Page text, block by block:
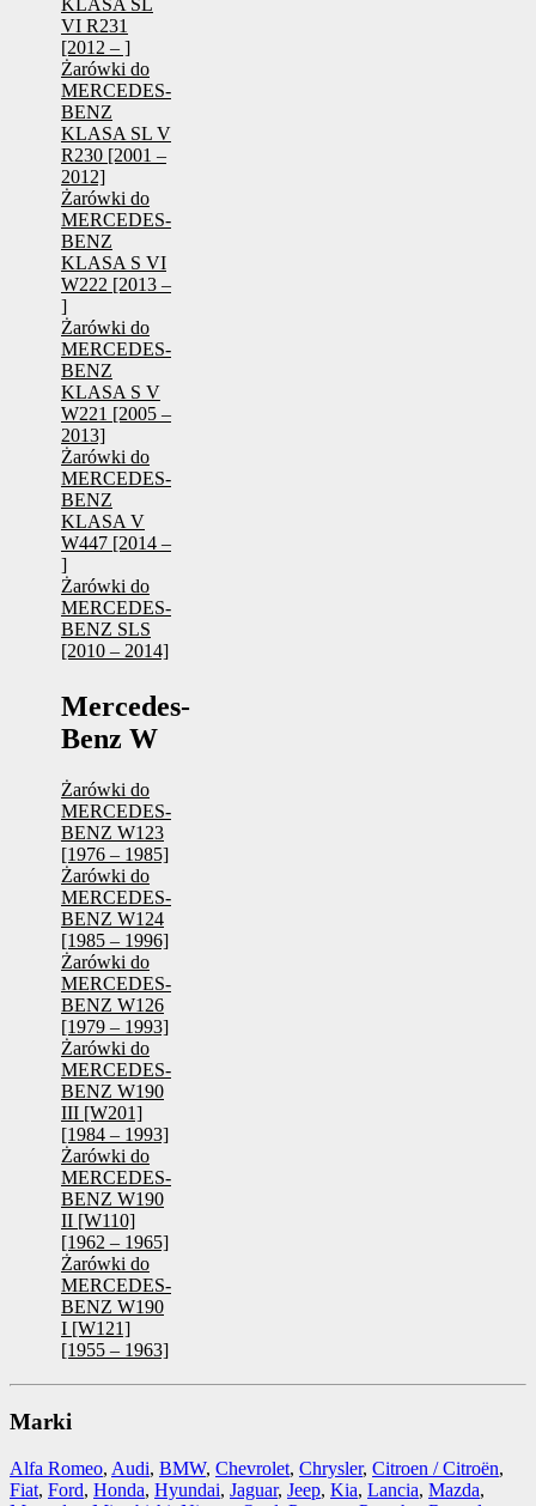
KLASA SL
VI R231
[2012 – ]
Żarówki do
MERCEDES-
BENZ
KLASA SL V
R230 [2001 –
2012]
Żarówki do
MERCEDES-
BENZ
KLASA S VI
W222 [2013 –
]
Żarówki do
MERCEDES-
BENZ
KLASA S V
W221 [2005 –
2013]
Żarówki do
MERCEDES-
BENZ
KLASA V
W447 [2014 –
]
Żarówki do
MERCEDES-
BENZ SLS
[2010 – 2014]
Mercedes-
Benz W
Żarówki do
MERCEDES-
BENZ W123
[1976 – 1985]
Żarówki do
MERCEDES-
BENZ W124
[1985 – 1996]
Żarówki do
MERCEDES-
BENZ W126
[1979 – 1993]
Żarówki do
MERCEDES-
BENZ W190
III [W201]
[1984 – 1993]
Żarówki do
MERCEDES-
BENZ W190
II [W110]
[1962 – 1965]
Żarówki do
MERCEDES-
BENZ W190
I [W121]
[1955 – 1963]
Marki
Alfa Romeo, Audi, BMW, Chevrolet, Chrysler, Citroen / Citroën,
Fiat, Ford, Honda, Hyundai, Jaguar, Jeep, Kia, Lancia, Mazda,